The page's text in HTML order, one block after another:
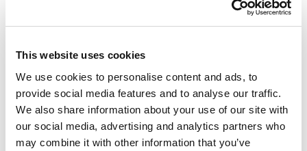
This website uses cookies
We use cookies to personalise content and ads, to
provide social media features and to analyse our traffic.
We also share information about your use of our site with
our social media, advertising and analytics partners who
may combine it with other information that you’ve
Docentenhandleiding